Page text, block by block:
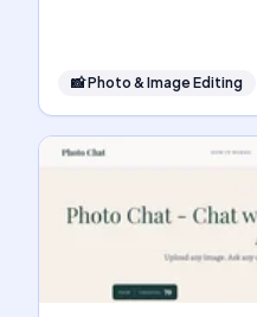
📸Photo & Image Editing